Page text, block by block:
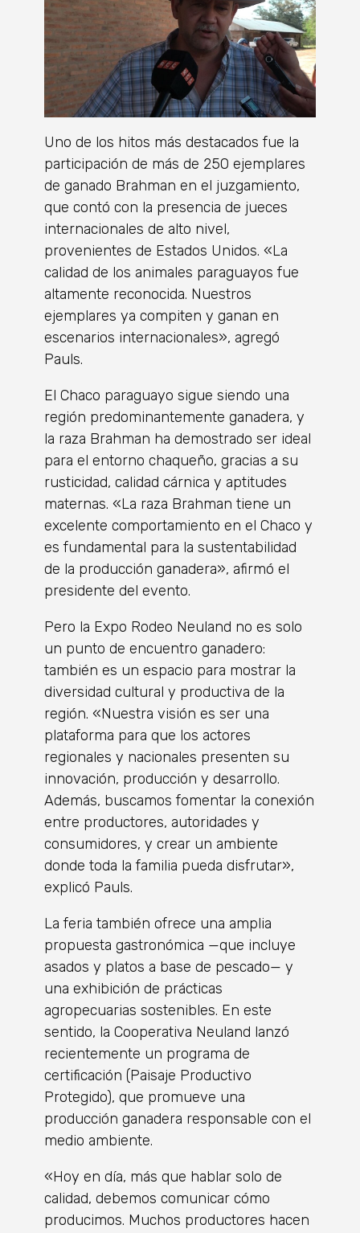
Uno de los hitos más destacados fue la
participación de más de 250 ejemplares
de ganado Brahman en el juzgamiento,
que contó con la presencia de jueces
internacionales de alto nivel,
provenientes de Estados Unidos. «La
calidad de los animales paraguayos fue
altamente reconocida. Nuestros
ejemplares ya compiten y ganan en
escenarios internacionales», agregó
Pauls.
El Chaco paraguayo sigue siendo una
región predominantemente ganadera, y
la raza Brahman ha demostrado ser ideal
para el entorno chaqueño, gracias a su
rusticidad, calidad cárnica y aptitudes
maternas. «La raza Brahman tiene un
excelente comportamiento en el Chaco y
es fundamental para la sustentabilidad
de la producción ganadera», afirmó el
presidente del evento.
Pero la Expo Rodeo Neuland no es solo
un punto de encuentro ganadero:
también es un espacio para mostrar la
diversidad cultural y productiva de la
región. «Nuestra visión es ser una
plataforma para que los actores
regionales y nacionales presenten su
innovación, producción y desarrollo.
Además, buscamos fomentar la conexión
entre productores, autoridades y
consumidores, y crear un ambiente
donde toda la familia pueda disfrutar»,
explicó Pauls.
La feria también ofrece una amplia
propuesta gastronómica —que incluye
asados y platos a base de pescado— y
una exhibición de prácticas
agropecuarias sostenibles. En este
sentido, la Cooperativa Neuland lanzó
recientemente un programa de
certificación (Paisaje Productivo
Protegido), que promueve una
producción ganadera responsable con el
medio ambiente.
«Hoy en día, más que hablar solo de
calidad, debemos comunicar cómo
producimos. Muchos productores hacen